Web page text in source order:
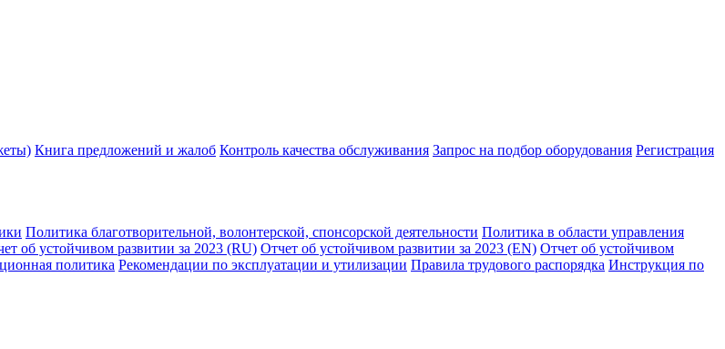
Книга предложений и жалоб Контроль качества обслуживания Запрос на подбор оборудования Регистрация
Политика благотворительной, волонтерской, спонсорской деятельности Политика в области управления
об устойчивом развитии за 2023 (RU) Отчет об устойчивом развитии за 2023 (EN) Отчет об устойчивом
политика Рекомендации по эксплуатации и утилизации Правила трудового распорядка Инструкция по